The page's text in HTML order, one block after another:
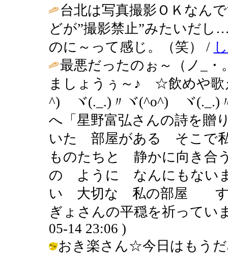
台北は写真撮影ＯＫなん
どが”撮影禁止”みたいだ
のに～って感じ。（笑） /
最悪だったのぉ～（ノ_
ましょうぅ～♪ ☆飲めや歌
^)ゞヾ(._.)〃ヾ(^o^)ゞヾ
へ「星野富弘さんの詩を
いた 部屋がある そこで
ものたちと 静かに向き合
の ように なんにもない
い 大切な 私の部屋 すし
ぎょさんの平穏を祈ってい
05-14 23:06 )
おき楽さん☆今日はもう